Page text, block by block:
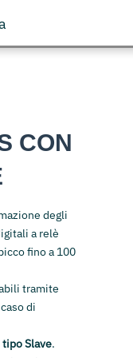
CON
degli
a relè
fino a 100
tramite
di
tipo Slave.